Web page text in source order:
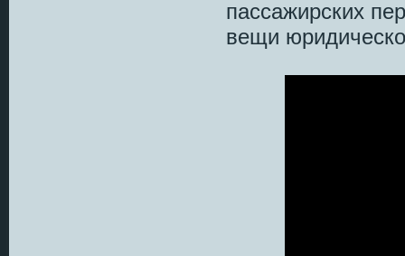
пассажирских
вещи